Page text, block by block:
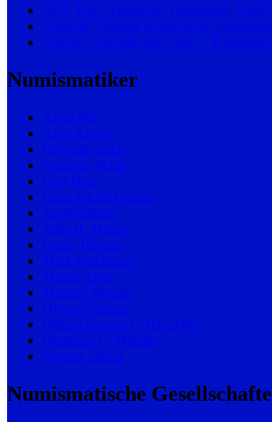
New York: American Numismatic
Uppsala: Uppsala universitets
Utrecht: Stichting het Geld- +
Numismatiker
Arent Pol
Arne Kirsch
Benedikt Zäch
François Velde
Gert Hatz
Hans-Ulrich Geiger
Jan Pelsdonk
John H. Munro
Lucia Travaini
Mark Blackburn
Martin Allen
Michael Matzke
Oliver Volckart
Philip Grierson (1910-2006)
Reinhold C. Mueller
Roman Zaoral
Numismatische